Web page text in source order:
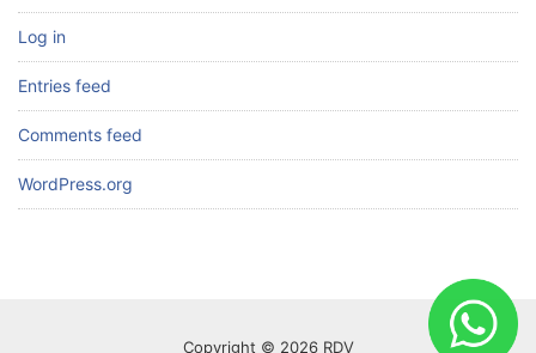
Log in
Entries feed
Comments feed
WordPress.org
Copyright © 2026 RDV